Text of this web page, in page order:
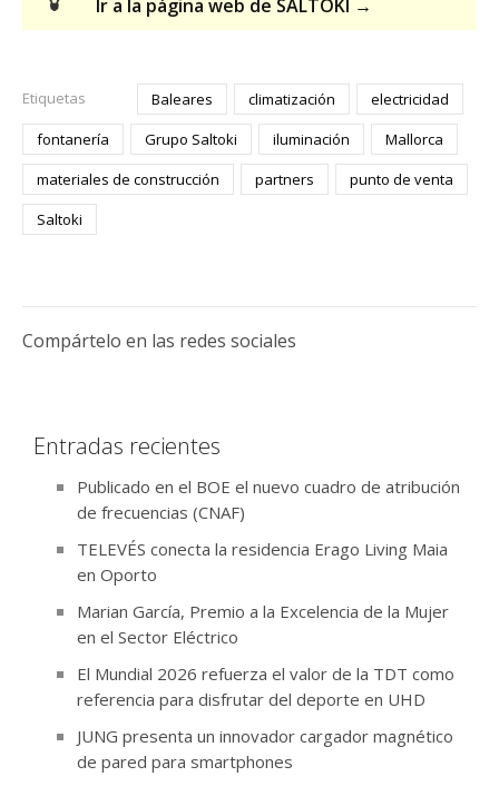
Ir a la página web de SALTOKI →
Etiquetas Baleares climatización
electricidad
fontanería
Grupo Saltoki iluminación
Mallorca
materiales de construcción
partners
punto de venta
Saltoki
Compártelo en las redes sociales
Entradas recientes
Publicado en el BOE el nuevo cuadro de atribución
de frecuencias (CNAF)
TELEVÉS conecta la residencia Erago Living Maia
en Oporto
Marian García, Premio a la Excelencia de la Mujer
en el Sector Eléctrico
El Mundial 2026 refuerza el valor de la TDT como
referencia para disfrutar del deporte en UHD
JUNG presenta un innovador cargador magnético
de pared para smartphones